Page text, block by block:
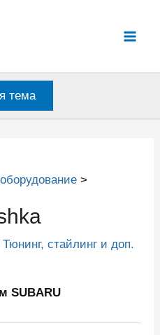
тема
Тюнинг, стайлинг и доп.
SUBARU